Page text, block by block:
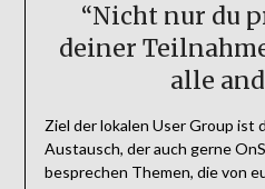
“Nicht nur du
deiner
alle
Ziel der lokalen User Group ist
Austausch, der auch gerne
besprechen Themen, die von